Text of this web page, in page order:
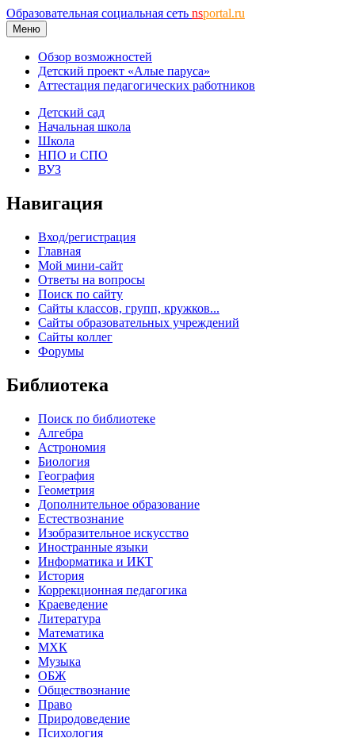
Образовательная социальная сеть nsportal.ru
Меню
Обзор возможностей
Детский проект «Алые паруса»
Аттестация педагогических работников
Детский сад
Начальная школа
Школа
НПО и СПО
ВУЗ
Навигация
Вход/регистрация
Главная
Мой мини-сайт
Ответы на вопросы
Поиск по сайту
Сайты классов, групп, кружков...
Сайты образовательных учреждений
Сайты коллег
Форумы
Библиотека
Поиск по библиотеке
Алгебра
Астрономия
Биология
География
Геометрия
Дополнительное образование
Естествознание
Изобразительное искусство
Иностранные языки
Информатика и ИКТ
История
Коррекционная педагогика
Краеведение
Литература
Математика
МХК
Музыка
ОБЖ
Обществознание
Право
Природоведение
Психология